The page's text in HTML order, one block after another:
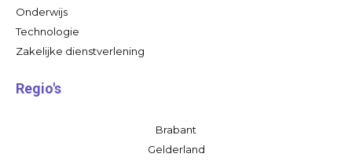
Onderwijs
Technologie
Zakelijke dienstverlening
Regio's
Brabant
Gelderland